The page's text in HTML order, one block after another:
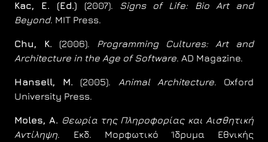
Kac, E. (Ed.) (2007).
Signs of Life: Bio Art and
Beyond. MIT Press.
Chu, K. (2006).
Programming Cultures: Art and
Architecture in the Age of Software. AD Magazine.
Hansell, M. (2005). Animal Architecture. Oxford
University Press.
Moles, A. Θεωρία της Πληροφορίας και Αισθητική
Αντίληψη. Εκδ. Μορφωτικό Ίδρυμα Εθνικής